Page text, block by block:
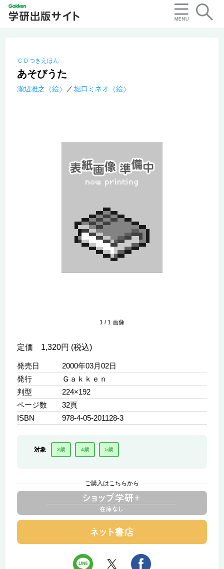
ＣＤつきえほん
あそびうた
瀬辺雅之（絵） 堀口ミネオ（絵）
1 / 1 画像
定価 1,320円 (税込)
発売日
2000年03月02日
発行
Ｇａｋｋｅｎ
判型
224×192
ページ数
32頁
ISBN
978-4-05-201128-3
対象 3歳 4歳 5歳
ご購入はこちらから